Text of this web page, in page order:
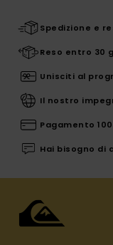
Spedizione e
Reso entro 30
Unisciti al
Il nostro
Pagamento
Hai bisogno di